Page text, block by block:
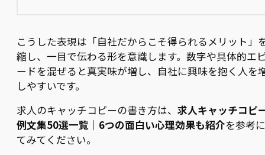
こうした表現は「自社だからこそ得られるメリット」
縮し、一目で伝わる形を意識します。数字や具体的エ
ードを混ぜると真実味が増し、自社に興味を抱く人を
しやすいです。
求人のキャッチコピーの書き方は、 求人キャッチコピ
例文集50選一覧｜6つの面白い心理効果も紹介を参考
てみてください。